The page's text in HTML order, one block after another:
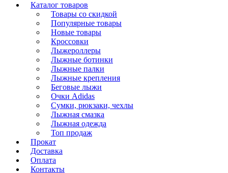
Каталог товаров
Товары со скидкой
Популярные товары
Новые товары
Кроссовки
Лыжероллеры
Лыжные ботинки
Лыжные палки
Лыжные крепления
Беговые лыжи
Очки Adidas
Сумки, рюкзаки, чехлы
Лыжная смазка
Лыжная одежда
Топ продаж
Прокат
Доставка
Оплата
Контакты